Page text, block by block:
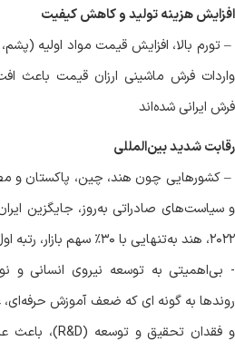
افزایش هزینه تولید و کاهش کیفیت
–تورم بالا، افزایش قیمت مواد اولیه
واردات فرش ماشینی ارزان قیمت باعث
فرش ایرانی شده‌اند
رقابت شدید بین‌المللی
–کشورهایی چون هند، چین، پاکستان و مصر
و سیاست‌های صادراتی به‌روز، جایگزین
۲۰۲۲، هند به‌تنهایی با ۳۰٪ سهم بازار، رتبه اول را از آن خود کرده است.
- بی‌اهمیتی به توسعه نیروی انسانی و
روندها به گونه ای که ضعف آموزش
و فقدان تحقیق و توسعه (R&D)، باعث